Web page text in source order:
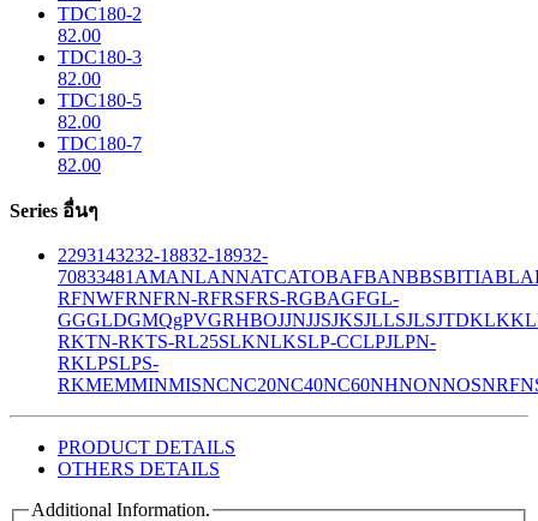
TDC180-2
82.00
TDC180-3
82.00
TDC180-5
82.00
TDC180-7
82.00
Series อื่นๆ
2293143232-18832-18932-
70833481 AMANLANNATCATOBAFBANBBSBITIABLA
RFNWFRNFRN-RFRSFRS-RGBAGFGL-
GGGLDGMQgPVGRHBOJJNJJSJKSJLLSJLSJTDKLK
RKTN-RKTS-RL25SLKNLKSLP-CCLPJLPN-
RKLPSLPS-
RKMEMMINMISNCNC20NC40NC60NHNONNOSNRF
PRODUCT DETAILS
OTHERS DETAILS
Additional Information.